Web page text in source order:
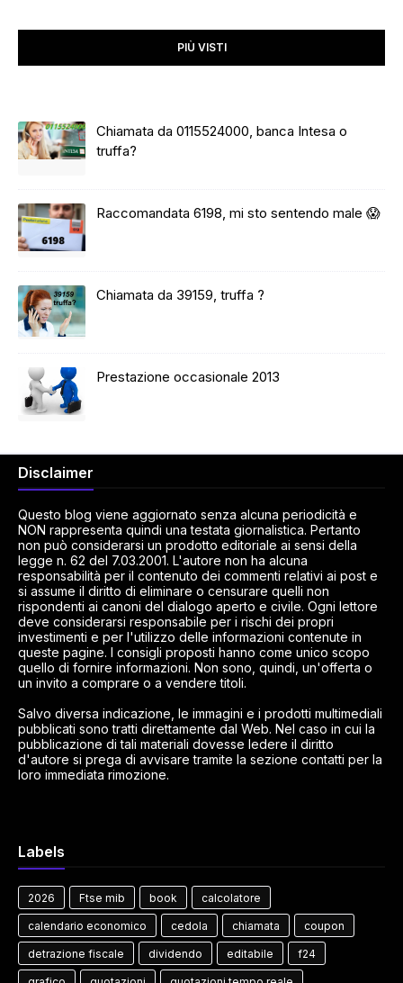
PIÙ VISTI
Chiamata da 0115524000, banca Intesa o
truffa?
Raccomandata 6198, mi sto sentendo male 😱
Chiamata da 39159, truffa ?
Prestazione occasionale 2013
Disclaimer
Questo blog viene aggiornato senza alcuna periodicità e
NON rappresenta quindi una testata giornalistica. Pertanto
non può considerarsi un prodotto editoriale ai sensi della
legge n. 62 del 7.03.2001. L'autore non ha alcuna
responsabilità per il contenuto dei commenti relativi ai post e
si assume il diritto di eliminare o censurare quelli non
rispondenti ai canoni del dialogo aperto e civile. Ogni lettore
deve considerarsi responsabile per i rischi dei propri
investimenti e per l'utilizzo delle informazioni contenute in
queste pagine. I consigli proposti hanno come unico scopo
quello di fornire informazioni. Non sono, quindi, un'offerta o
un invito a comprare o a vendere titoli.
Salvo diversa indicazione, le immagini e i prodotti multimediali
pubblicati sono tratti direttamente dal Web. Nel caso in cui la
pubblicazione di tali materiali dovesse ledere il diritto
d'autore si prega di avvisare tramite la sezione contatti per la
loro immediata rimozione.
Labels
2026 Ftse mib book calcolatore
calendario economico cedola chiamata coupon
detrazione fiscale dividendo editabile f24